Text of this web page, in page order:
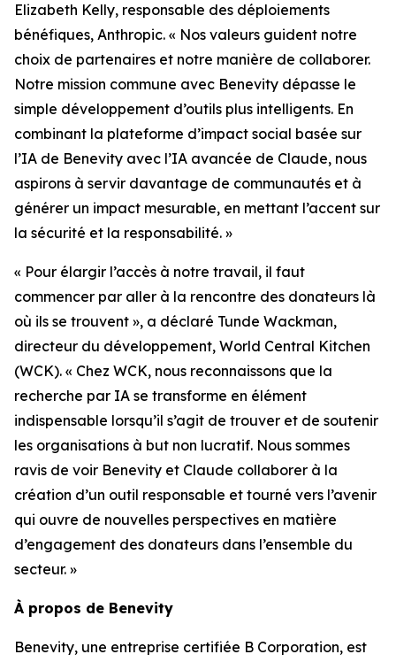
Elizabeth Kelly, responsable des déploiements
bénéfiques, Anthropic. « Nos valeurs guident notre
choix de partenaires et notre manière de collaborer.
Notre mission commune avec Benevity dépasse le
simple développement d’outils plus intelligents. En
combinant la plateforme d’impact social basée sur
l’IA de Benevity avec l’IA avancée de Claude, nous
aspirons à servir davantage de communautés et à
générer un impact mesurable, en mettant l’accent sur
la sécurité et la responsabilité. »
« Pour élargir l’accès à notre travail, il faut
commencer par aller à la rencontre des donateurs là
où ils se trouvent », a déclaré Tunde Wackman,
directeur du développement, World Central Kitchen
(WCK). « Chez WCK, nous reconnaissons que la
recherche par IA se transforme en élément
indispensable lorsqu’il s’agit de trouver et de soutenir
les organisations à but non lucratif. Nous sommes
ravis de voir Benevity et Claude collaborer à la
création d’un outil responsable et tourné vers l’avenir
qui ouvre de nouvelles perspectives en matière
d’engagement des donateurs dans l’ensemble du
secteur. »
À propos de Benevity
Benevity, une entreprise certifiée B Corporation, est